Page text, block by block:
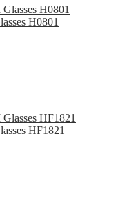
H0801
HF1821